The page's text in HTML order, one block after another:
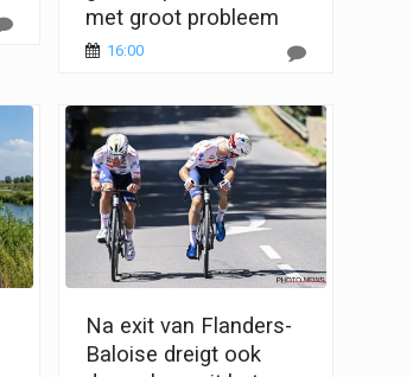
met groot probleem
16:00
Na exit van Flanders-
Baloise dreigt ook